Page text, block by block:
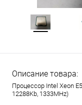
Описание товара:
Процессор Intel Xeon
12288Kb, 1333MHz)